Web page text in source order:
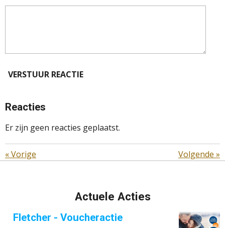
VERSTUUR REACTIE
Reacties
Er zijn geen reacties geplaatst.
«Vorige Volgende »
Actuele Acties
Fletcher - Voucheractie